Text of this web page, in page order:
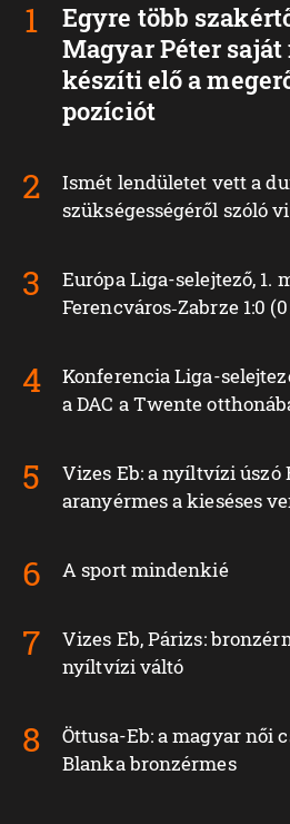
Egyre több
Magyar Péter
készíti elő a
pozíciót
Ismét lendületet vett a
szükségességéről szóló
Európa Liga-selejtező, 1.
Ferencváros‑Zabrze 1:0
Konferencia Liga-
a DAC a Twente
Vizes Eb: a nyíltvízi úszó
aranyérmes a kieséses
A sport mindenkié
Vizes Eb, Párizs:
nyíltvízi váltó
Öttusa-Eb: a magyar női
Blanka bronzérmes